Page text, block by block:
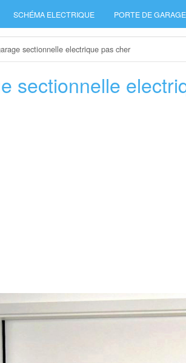
SCHÉMA ELECTRIQUE PORTE DE GARAGE
sectionnelle electrique pas cher
sectionnelle